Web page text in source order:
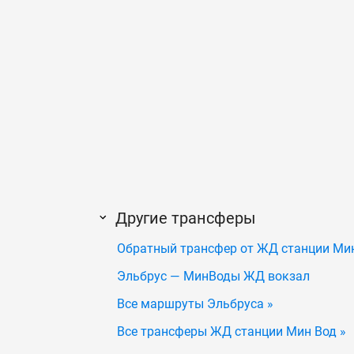
Другие трансферы
Обратный трансфер от ЖД станции
Эльбрус — МинВоды ЖД вокзал
Все маршруты Эльбруса »
Все трансферы ЖД станции Мин Вод »